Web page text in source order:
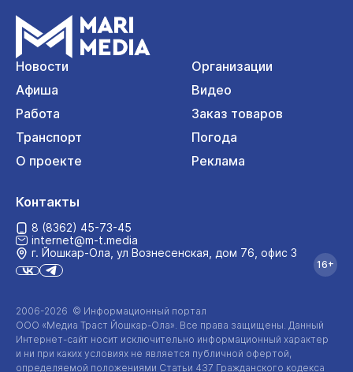
Новости
Организации
Афиша
Видео
Работа
Заказ товаров
Транспорт
Погода
О проекте
Реклама
2006-2026 © Информационный портал
ООО «Медиа Траст Йошкар-Ола». Все права защищены. Данный
Интернет-сайт носит исключительно информационный характер
и ни при каких условиях не является публичной офертой,
определяемой положениями Статьи 437 Гражданского кодекса
Контакты
8 (8362) 45-73-45
internet@m-t.media
г. Йошкар‑Ола, ул Вознесенская, дом 76, офис 3
16+